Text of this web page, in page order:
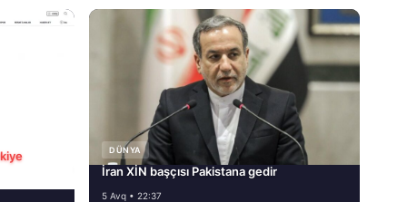
DÜNYA
İran XİN başçısı Pakistana gedir
5 Avq • 22:37